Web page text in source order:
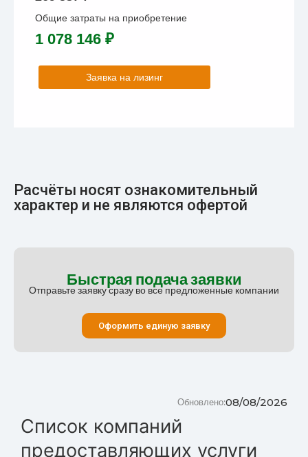
Общие затраты на приобретение
1 078 146 ₽
Заявка на лизинг
Расчёты носят ознакомительный
характер и не являются офертой
Быстрая подача заявки
Отправьте заявку сразу во все предложенные компании
Оформить единую заявку
08/08/2026
Обновлено:
Список компаний
предоставляющих услуги